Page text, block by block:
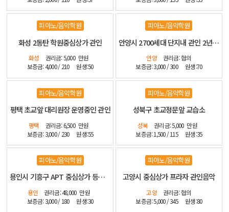
피아노/음악학원
화성 2동탄 학원중심상가 관인
화성 권리금: 5,000 만원
보증금: 4,000 / 210
원생:50
피아노/음악학원
안양시 2700세대 단지내 관인 2년전 신설 인테리어 좋습니다
안양
권리금: 협의
보증금: 3,000 / 300
원생:70
피아노/음악학원
평택 초교앞 대리원장 운영중인 관인
평택 권리금: 6,500 만원
보증금: 3,000 / 230
원생:55
피아노/음악학원
성북구 초교정문앞 교습소
성북 권리금: 5,000 만원
보증금: 1,500 / 115
원생:35
피아노/음악학원
용인시 기흥구 APT 중심상가 등기매매 인테리어 최상
용인 권리금: 48,000 만원
보증금: 3,000 / 180
원생:30
피아노/음악학원
고양시 중심상가 프라자 관인음악
고양
권리금: 협의
보증금: 5,000 / 345
원생:80